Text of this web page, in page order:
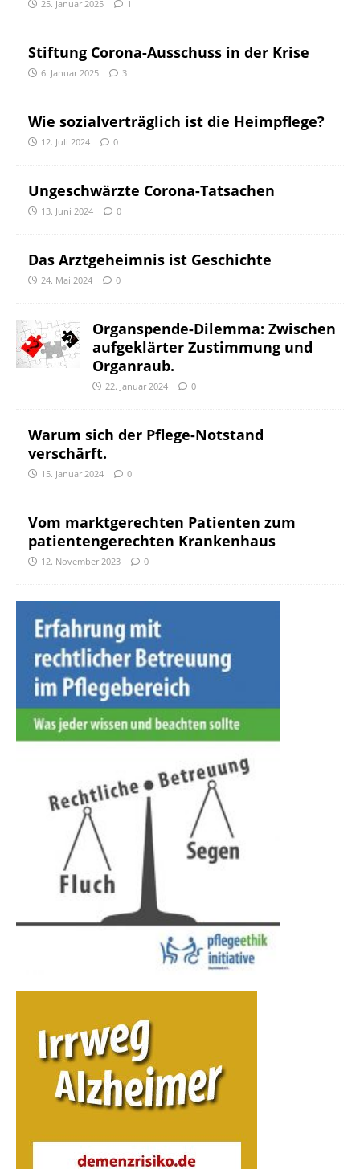
25. Januar 2025 1
Stiftung Corona-Ausschuss in der Krise
6. Januar 2025 3
Wie sozialverträglich ist die Heimpflege?
12. Juli 2024 0
Ungeschwärzte Corona-Tatsachen
13. Juni 2024 0
Das Arztgeheimnis ist Geschichte
24. Mai 2024 0
Organspende-Dilemma: Zwischen
aufgeklärter Zustimmung und
Organraub.
22. Januar 2024 0
Warum sich der Pflege-Notstand
verschärft.
15. Januar 2024 0
Vom marktgerechten Patienten zum
patientengerechten Krankenhaus
12. November 2023 0